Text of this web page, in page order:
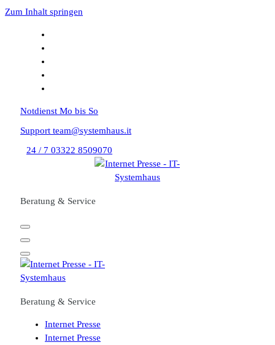
Zum Inhalt springen
Notdienst Mo bis So
Support team@systemhaus.it
24 / 7 03322 8509070
Beratung & Service
Beratung & Service
Internet Presse
Internet Presse